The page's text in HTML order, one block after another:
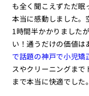
も全く聞こえずただ
本当に感動しました。
1時間半かかりました
い！通うだけの価値は
で話題の神戸で小児
スやクリーニングま
まで本当に快適でした。